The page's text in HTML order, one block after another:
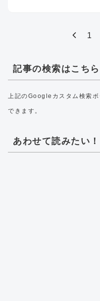
1
記事の検索はこちら
上記のGoogleカスタム検索ボ
できます。
あわせて読みたい！